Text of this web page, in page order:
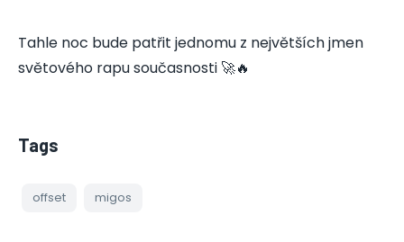
Tahle noc bude patřit jednomu z největších jmen
světového rapu současnosti 🚀🔥
Tags
offset migos